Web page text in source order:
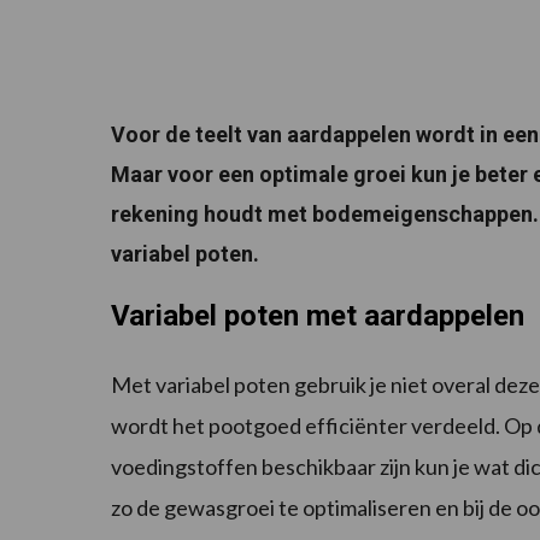
Voor de teelt van aardappelen wordt in
Maar voor een optimale groei kun je
rekening houdt met
variabel poten.
Variabel poten met aardappelen
Met variabel poten gebruik je niet overal
wordt het pootgoed efficiënter verdeeld. Op
voedingstoffen beschikbaar zijn kun je wat
zo de gewasgroei te optimaliseren en bij de